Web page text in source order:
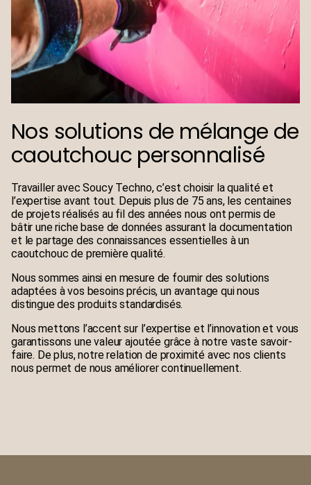
Nos solutions de mélange de
caoutchouc personnalisé
Travailler avec Soucy Techno, c’est choisir la qualité et
l’expertise avant tout. Depuis plus de 75 ans, les centaines
de projets réalisés au fil des années nous ont permis de
bâtir une riche base de données assurant la documentation
et le partage des connaissances essentielles à un
caoutchouc de première qualité.
Nous sommes ainsi en mesure de fournir des solutions
adaptées à vos besoins précis, un avantage qui nous
distingue des produits standardisés.
Nous mettons l’accent sur l’expertise et l’innovation et vous
garantissons une valeur ajoutée grâce à notre vaste savoir-
faire. De plus, notre relation de proximité avec nos clients
nous permet de nous améliorer continuellement.